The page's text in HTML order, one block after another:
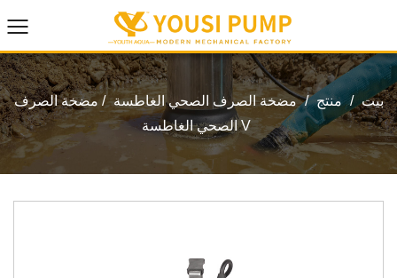
بيت / منتج / مضخة الصرف الصحي الغاطسة /مضخة الصرف
الصحي الغاطسة V